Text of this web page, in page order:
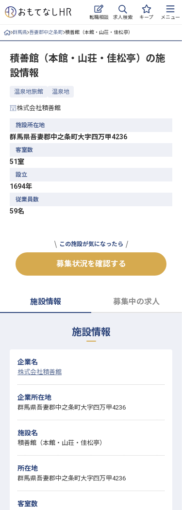
転職相談 求人検索 キープ メニュー
ログイン
求人・施設を探す
おもてなしHRについて
ご利用の流れ
採用をお考えの企業様へ
群馬県 吾妻郡中之条町 積善館（本館・山荘・佳松亭）
積善館（本館・山荘・佳松亭） の施
設情報
温泉地旅館 温泉地
株式会社積善館
施設所在地
群馬県吾妻郡中之条町大字四万甲4236
客室数
51室
設立
1694年
従業員数
59名
この施設が気になったら
募集状況を確認する
施設情報 募集中の求人
施設情報
企業名
株式会社積善館
企業所在地
群馬県吾妻郡中之条町大字四万甲4236
施設名
積善館（本館・山荘・佳松亭）
所在地
群馬県吾妻郡中之条町大字四万甲4236
客室数